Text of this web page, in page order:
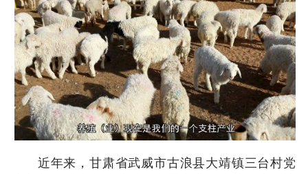
近年来，甘肃省武威市古浪县大靖镇三台村党